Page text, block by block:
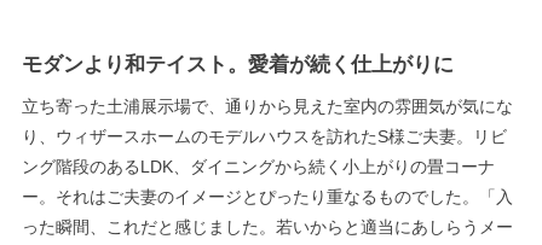
モダンより和テイスト。愛着が続く仕上がりに
立ち寄った土浦展示場で、通りから見えた室内の雰囲気が気にな
り、ウィザースホームのモデルハウスを訪れたS様ご夫妻。リビ
ング階段のあるLDK、ダイニングから続く小上がりの畳コーナ
ー。それはご夫妻のイメージとぴったり重なるものでした。「入
った瞬間、これだと感じました。若いからと適当にあしらうメー